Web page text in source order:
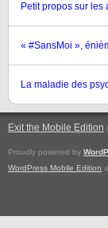
Petit propos sur
« #SansMoi »,
La maladie des
Exit the Mobile Edition
Proudly powered by
WordPress Mobile Edition